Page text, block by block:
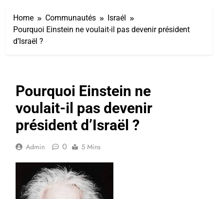
Home Communautés
Israél
Pourquoi Einstein ne voulait-il pas devenir président
d’Israël ?
Pourquoi Einstein ne
voulait-il pas devenir
président d’Israël ?
Admin 0 5 Mins